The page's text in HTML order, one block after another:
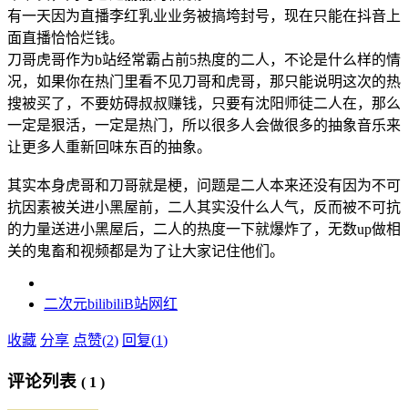
有一天因为直播李红乳业业务被搞垮封号，现在只能在抖音上
面直播恰恰烂钱。
刀哥虎哥作为b站经常霸占前5热度的二人，不论是什么样的情
况，如果你在热门里看不见刀哥和虎哥，那只能说明这次的热
搜被买了，不要妨碍叔叔赚钱，只要有沈阳师徒二人在，那么
一定是狠活，一定是热门，所以很多人会做很多的抽象音乐来
让更多人重新回味东百的抽象。
其实本身虎哥和刀哥就是梗，问题是二人本来还没有因为不可
抗因素被关进小黑屋前，二人其实没什么人气，反而被不可抗
的力量送进小黑屋后，二人的热度一下就爆炸了，无数up做相
关的鬼畜和视频都是为了让大家记住他们。
二次元bilibiliB站网红
收藏 分享 点赞(2) 回复(1)
评论列表 ( 1 )